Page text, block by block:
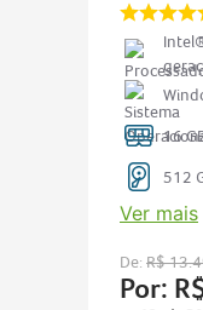
16
512
Ver mais
De:R$13.
Por: